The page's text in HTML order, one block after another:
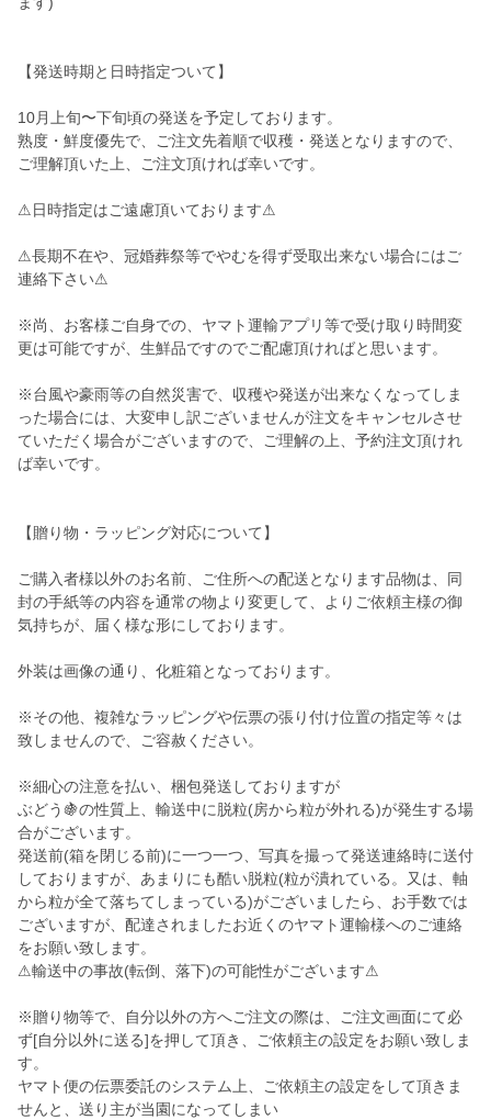
【発送時期と日時指定ついて】
10月上旬〜下旬頃の発送を予定しております。
熟度・鮮度優先で、ご注文先着順で収穫・発送となりますので、
ご理解頂いた上、ご注文頂ければ幸いです。
⚠︎日時指定はご遠慮頂いております⚠︎
⚠︎長期不在や、冠婚葬祭等でやむを得ず受取出来ない場合にはご
連絡下さい⚠︎
※尚、お客様ご自身での、ヤマト運輸アプリ等で受け取り時間変
更は可能ですが、生鮮品ですのでご配慮頂ければと思います。
※台風や豪雨等の自然災害で、収穫や発送が出来なくなってしま
った場合には、大変申し訳ございませんが注文をキャンセルさせ
ていただく場合がございますので、ご理解の上、予約注文頂けれ
ば幸いです。
【贈り物・ラッピング対応について】
ご購入者様以外のお名前、ご住所への配送となります品物は、同
封の手紙等の内容を通常の物より変更して、よりご依頼主様の御
気持ちが、届く様な形にしております。
外装は画像の通り、化粧箱となっております。
※その他、複雑なラッピングや伝票の張り付け位置の指定等々は
致しませんので、ご容赦ください。
※細心の注意を払い、梱包発送しておりますが
ぶどう🍇の性質上、輸送中に脱粒(房から粒が外れる)が発生する場
合がございます。
発送前(箱を閉じる前)に一つ一つ、写真を撮って発送連絡時に送付
しておりますが、あまりにも酷い脱粒(粒が潰れている。又は、軸
から粒が全て落ちてしまっている)がございましたら、お手数では
ございますが、配達されましたお近くのヤマト運輸様へのご連絡
をお願い致します。
⚠︎輸送中の事故(転倒、落下)の可能性がございます⚠︎
※贈り物等で、自分以外の方へご注文の際は、ご注文画面にて必
ず[自分以外に送る]を押して頂き、ご依頼主の設定をお願い致しま
す。
ヤマト便の伝票委託のシステム上、ご依頼主の設定をして頂きま
せんと、送り主が当園になってしまい